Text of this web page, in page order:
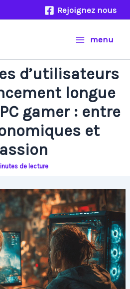
Rejoignez nous
menu
d’utilisateurs
longue
gamer : entre
et
de lecture